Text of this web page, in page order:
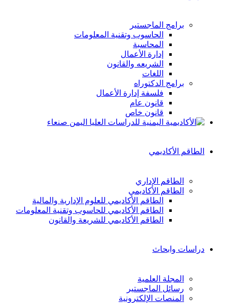
برامج الماجستير
الحاسوب وتقنية المعلومات
المحاسبة
إدارة الأعمال
الشريعه والقانون
اللغات
برامج الدكتوراه
فلسفة إدارة الأعمال
قانون عام
قانون خاص
الطاقم الأكاديمي
الطاقم الإداري
الطاقم الأكاديمي
الطاقم الأكاديمي للعلوم الإدارية والمالية
الطاقم الأكاديمي للحاسوب وتقنية المعلومات
الطاقم الأكاديمي للشريعة والقانون
دراسات وابحاث
المجلة العلمية
رسائل الماجستير
المنصات الإلكترونية